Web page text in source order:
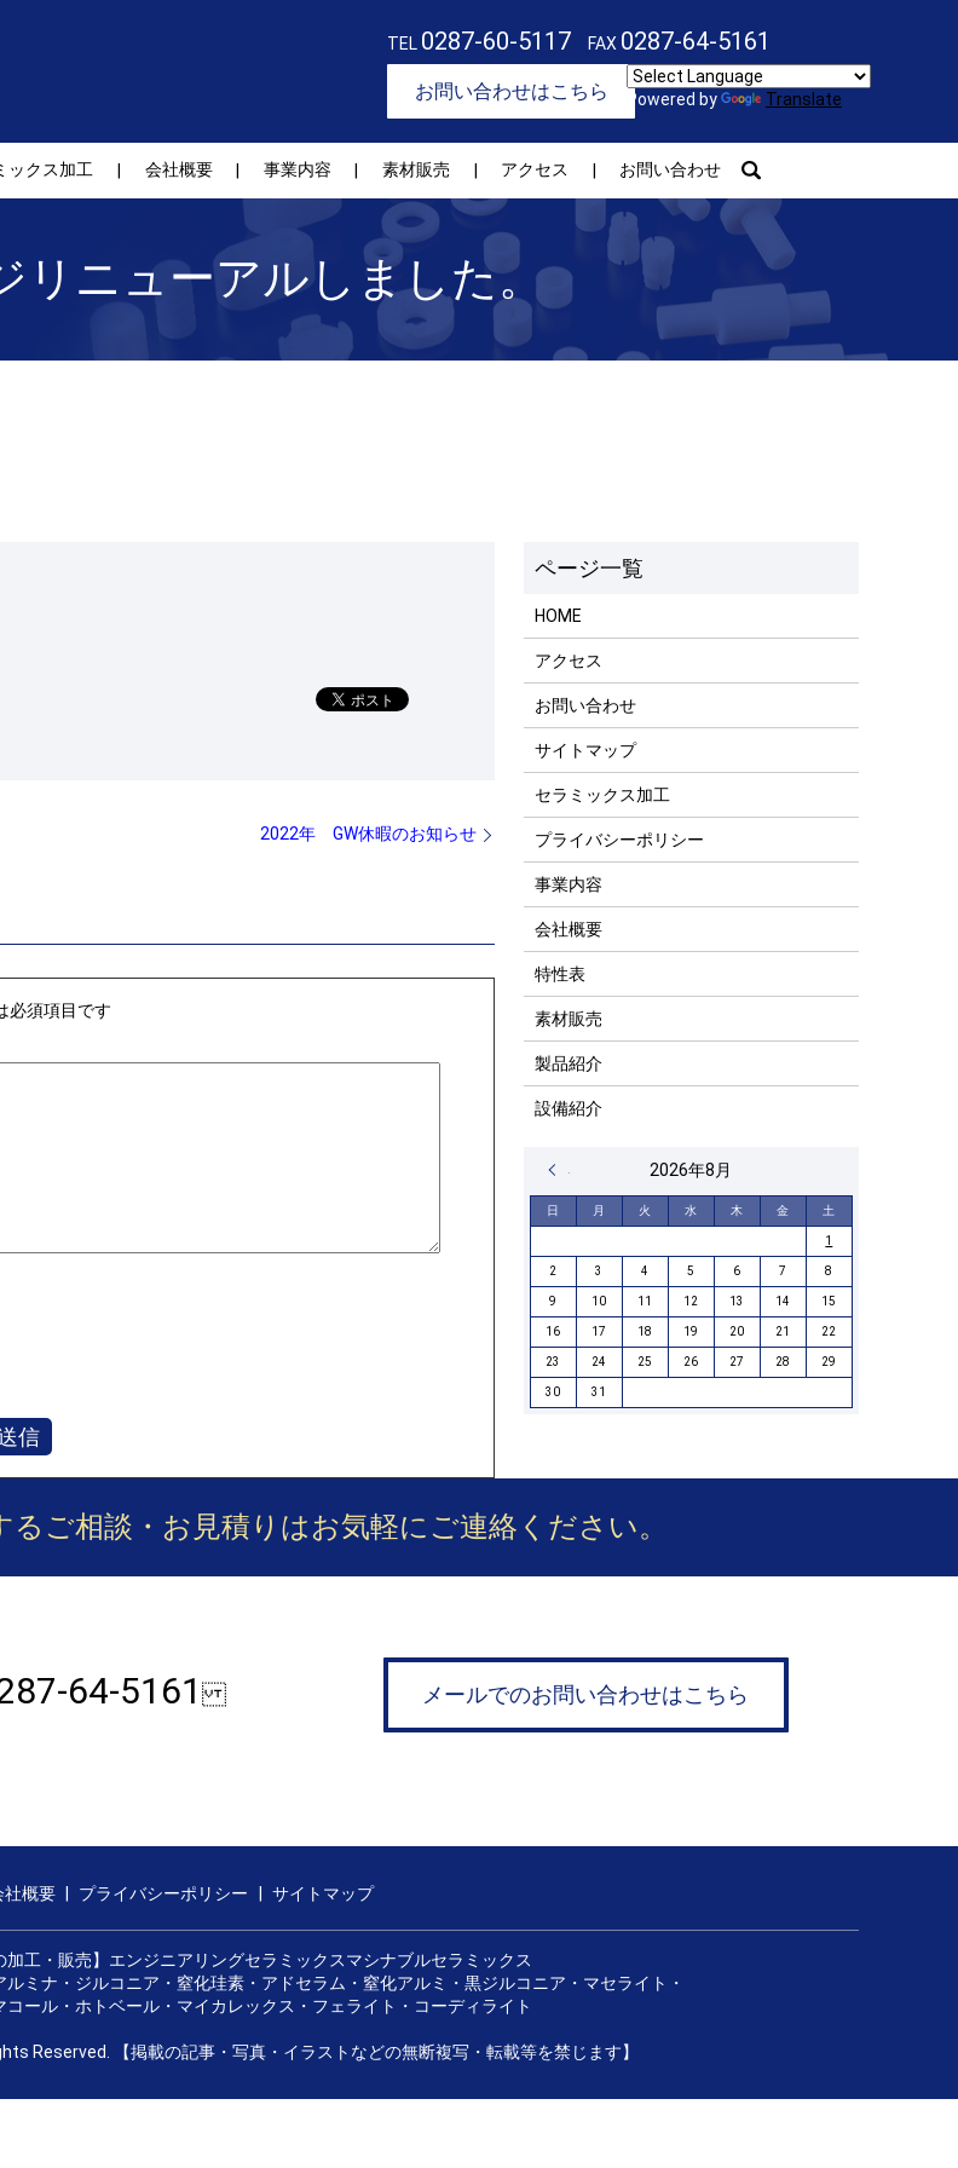
TEL 0287-60-5117 FAX 0287-64-5161
お問い合わせはこちら Powered by Translate
ックス加工 会社概要 事業内容 素材販売 アクセス お問い合わせ
リニューアルしました。
2022年 GW休暇のお知らせ
必須項目です
HOME
アクセス
お問い合わせ
サイトマップ
セラミックス加工
プライバシーポリシー
事業内容
会社概要
特性表
素材販売
製品紹介
設備紹介
2026年8月
日 月 火 水 木 金 土
1
2 3 4 5 6 7 8
9 10 11 12 13 14 15
16 17 18 19 20 21 22
23 24 25 26 27 28 29
30 31
ご相談・お見積りはお気軽にご連絡ください。
64-5161 メールでのお問い合わせはこちら
社概要 プライバシーポリシー サイトマップ
加工・販売】エンジニアリングセラミックスマシナブルセラミックス
ルミナ・ジルコニア・窒化珪素・アドセラム・窒化アルミ・黒ジルコニア・マセライト・
トベール・マイカレックス・フェライト・コーディライト
Reserved. 【掲載の記事・写真・イラストなどの無断複写・転載等を禁じます】